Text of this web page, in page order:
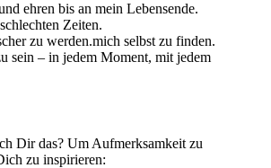
ehren bis an mein Lebensende.
Zeiten.
zu werden.mich selbst zu finden.
sein – in jedem Moment, mit jedem
Dir das? Um Aufmerksamkeit zu
zu inspirieren: